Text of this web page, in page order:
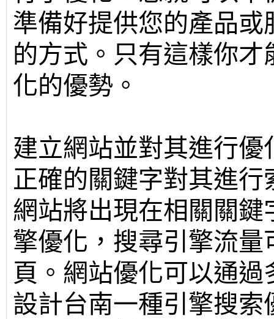
準備好提供您的產品
的方式。只有這樣你
化的優勢。
建立網站並對其進行
正確的關鍵字對其進行
網站將出現在相關關
擎優化，搜尋引擎流
頁。網站優化可以通
設計台南一種引擎搜